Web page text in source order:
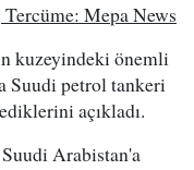
Mepa News
kuzeyindeki önemli
Suudi petrol tankeri
açıkladı.
Arabistan'a